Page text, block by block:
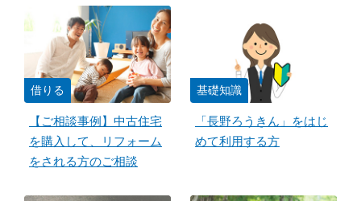
借りる
【ご相談事例】中古住宅
を購入して、リフォーム
をされる方のご相談
基礎知識
「長野ろうきん」をはじ
めて利用する方